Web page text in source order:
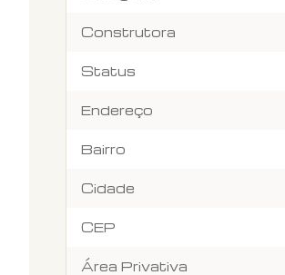
Construtora
Status
Endereço
Bairro
Cidade
CEP
Área Privativa